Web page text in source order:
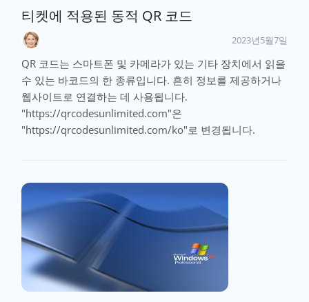
티켓에 적용된 동적 QR 코드
2023년5월7일
QR 코드는 스마트폰 및 카메라가 있는 기타 장치에서 읽을
수 있는 바코드의 한 종류입니다. 흔히 정보를 제공하거나
웹사이트로 연결하는 데 사용됩니다.
"https://qrcodesunlimited.com"은
"https://qrcodesunlimited.com/ko"로 변경됩니다.